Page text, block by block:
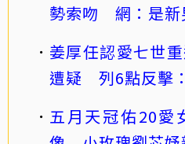
勢索吻 網：是新
姜厚任認愛七世
遭疑 列6點反擊
五月天冠佑20愛